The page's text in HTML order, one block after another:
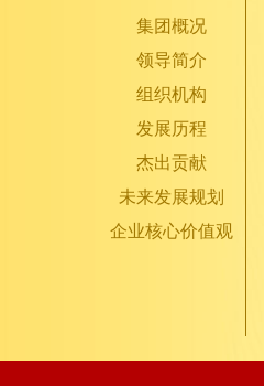
集团概况
领导简介
组织机构
发展历程
杰出贡献
未来发展规划
企业核心价值观